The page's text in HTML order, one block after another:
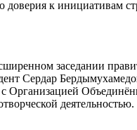
доверия к инициативам
заседании
Сердар
с Организацией
деятельностью.